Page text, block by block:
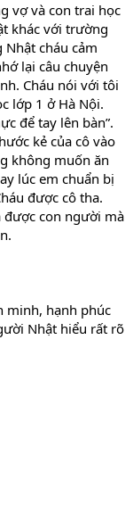
vợ và con trai học
khác với trường
Nhật cháu cảm
lại câu chuyện
Cháu nói với tôi
lớp 1 ở Hà Nội.
để tay lên bàn”.
kẻ của cô vào
không muốn ăn
lúc em chuẩn bị
được cô tha.
được con người mà
minh, hạnh phúc
Nhật hiểu rất rõ